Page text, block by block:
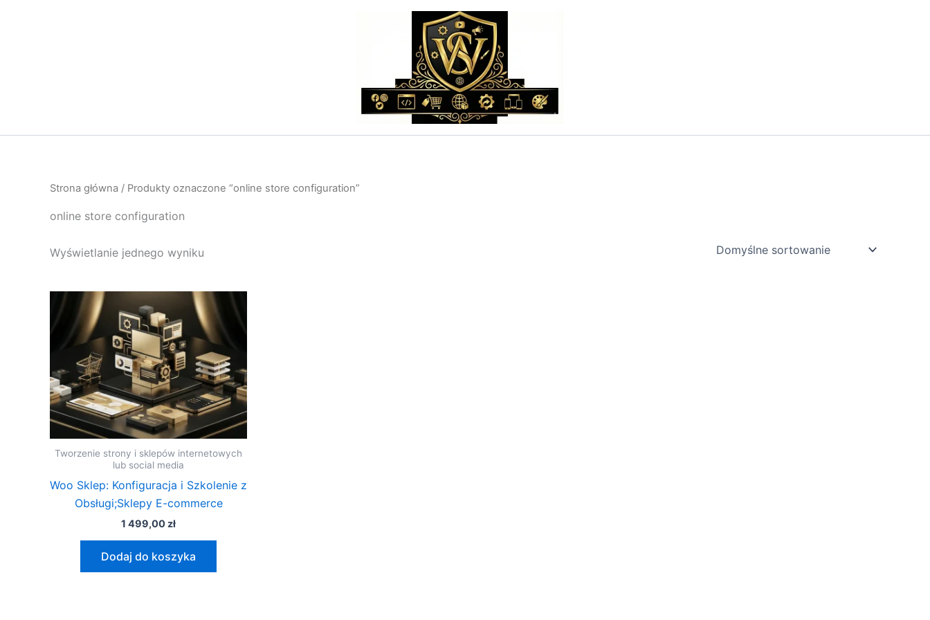
Strona główna / Produkty oznaczone “online store configuration”
online store configuration
Wyświetlanie jednego wyniku
Tworzenie strony i sklepów internetowych
lub social media
Woo Sklep: Konfiguracja i Szkolenie z
Obsługi;Sklepy E-commerce
1 499,00 zł
Dodaj do koszyka